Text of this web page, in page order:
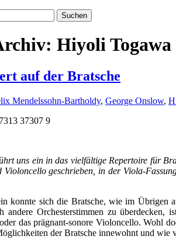
Hiyoli Togawa
auf der Bratsche
Mendelssohn-Bartholdy, George Onslow,
37307 9
uns ein in das vielfältige Repertoire für
geschrieben, in der Viola-
konnte sich die Bratsche, wie im Übrigen
andere Orchesterstimmen zu überdecken,
das prägnant-sonore Violoncello. Wohl
der Bratsche innewohnt und wie